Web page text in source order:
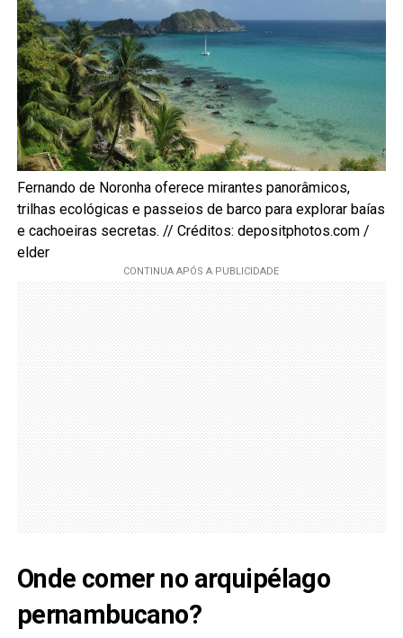
Fernando de Noronha oferece mirantes panorâmicos,
trilhas ecológicas e passeios de barco para explorar baías
e cachoeiras secretas. // Créditos: depositphotos.com /
elder
Onde comer no arquipélago
pernambucano?